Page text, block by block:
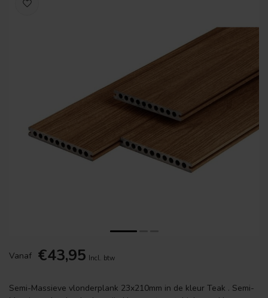
Vanaf €43,95 Incl. btw
Semi-Massieve vlonderplank 23x210mm in de kleur Teak . Semi-